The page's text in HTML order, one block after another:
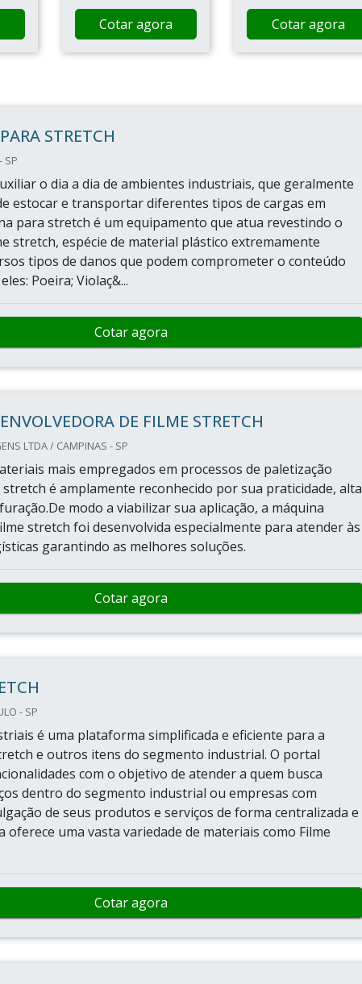
Cotar agora Cotar agora
STRETCH
SP
o dia a dia de ambientes industriais, que geralmente
estocar e transportar diferentes tipos de cargas em
para stretch é um equipamento que atua revestindo o
stretch, espécie de material plástico extremamente
tipos de danos que podem comprometer o conteúdo
Poeira; Violaç&...
Cotar agora
DE FILME STRETCH
LTDA / CAMPINAS - SP
mais empregados em processos de paletização
é amplamente reconhecido por sua praticidade, alta
modo a viabilizar sua aplicação, a máquina
stretch foi desenvolvida especialmente para atender às
garantindo as melhores soluções.
Cotar agora
- SP
é uma plataforma simplificada e eficiente para a
e outros itens do segmento industrial. O portal
com o objetivo de atender a quem busca
dentro do segmento industrial ou empresas com
de seus produtos e serviços de forma centralizada e
oferece uma vasta variedade de materiais como Filme
Cotar agora